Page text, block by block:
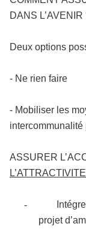
DANS L’AVENIR
Deux options
- Ne rien faire
- Mobiliser les
intercommunalité
ASSURER
-
projet